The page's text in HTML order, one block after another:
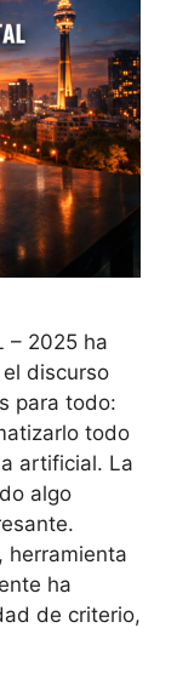
– 2025 ha
discurso
para todo:
todo
artificial. La
algo
herramienta
ha
de criterio,